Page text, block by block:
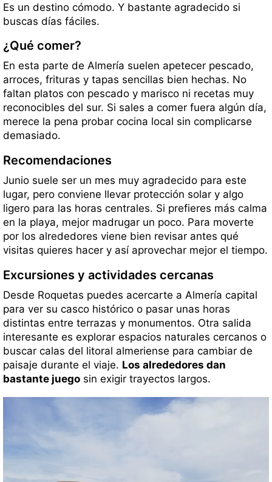
Es un destino cómodo. Y bastante agradecido si
buscas días fáciles.
¿Qué comer?
En esta parte de Almería suelen apetecer pescado,
arroces, frituras y tapas sencillas bien hechas. No
faltan platos con pescado y marisco ni recetas muy
reconocibles del sur. Si sales a comer fuera algún día,
merece la pena probar cocina local sin complicarse
demasiado.
Recomendaciones
Junio suele ser un mes muy agradecido para este
lugar, pero conviene llevar protección solar y algo
ligero para las horas centrales. Si prefieres más calma
en la playa, mejor madrugar un poco. Para moverte
por los alrededores viene bien revisar antes qué
visitas quieres hacer y así aprovechar mejor el tiempo.
Excursiones y actividades cercanas
Desde Roquetas puedes acercarte a Almería capital
para ver su casco histórico o pasar unas horas
distintas entre terrazas y monumentos. Otra salida
interesante es explorar espacios naturales cercanos o
buscar calas del litoral almeriense para cambiar de
paisaje durante el viaje. Los alrededores dan
bastante juego sin exigir trayectos largos.